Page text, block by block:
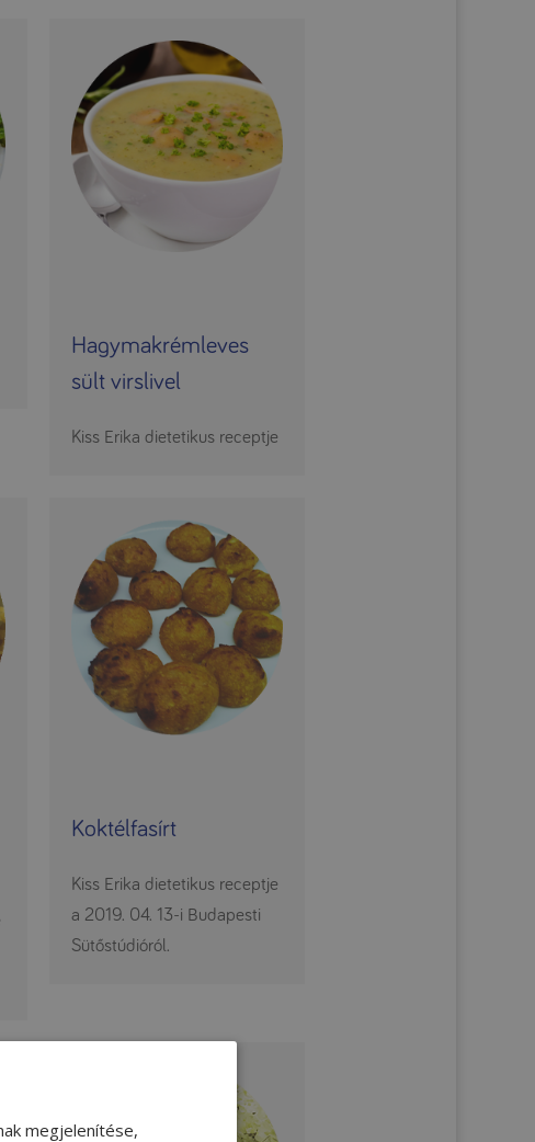
Hagymakrémleves
sült virslivel
Kiss Erika dietetikus receptje
Koktélfasírt
Kiss Erika dietetikus receptje
a 2019. 04. 13-i Budapesti
Sütőstúdióról.
megjelenítése,